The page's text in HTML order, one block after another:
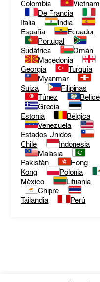
Colombia
Vietnam
De Francia
Italia
India
España
Ecuador
Portugal
Sudáfrica
Omán
Macedonia
Georgia
Turquía
Myanmar
Suiza
Filipinas
Túnez
Belice
Grecia
Estonia
Bélgica
Venezuela
Estados Unidos
Chile
Indonesia
Malasia
Pakistán
Hong
Kong
Polonia
México
Lituania
Chipre
Tailandia
Perú